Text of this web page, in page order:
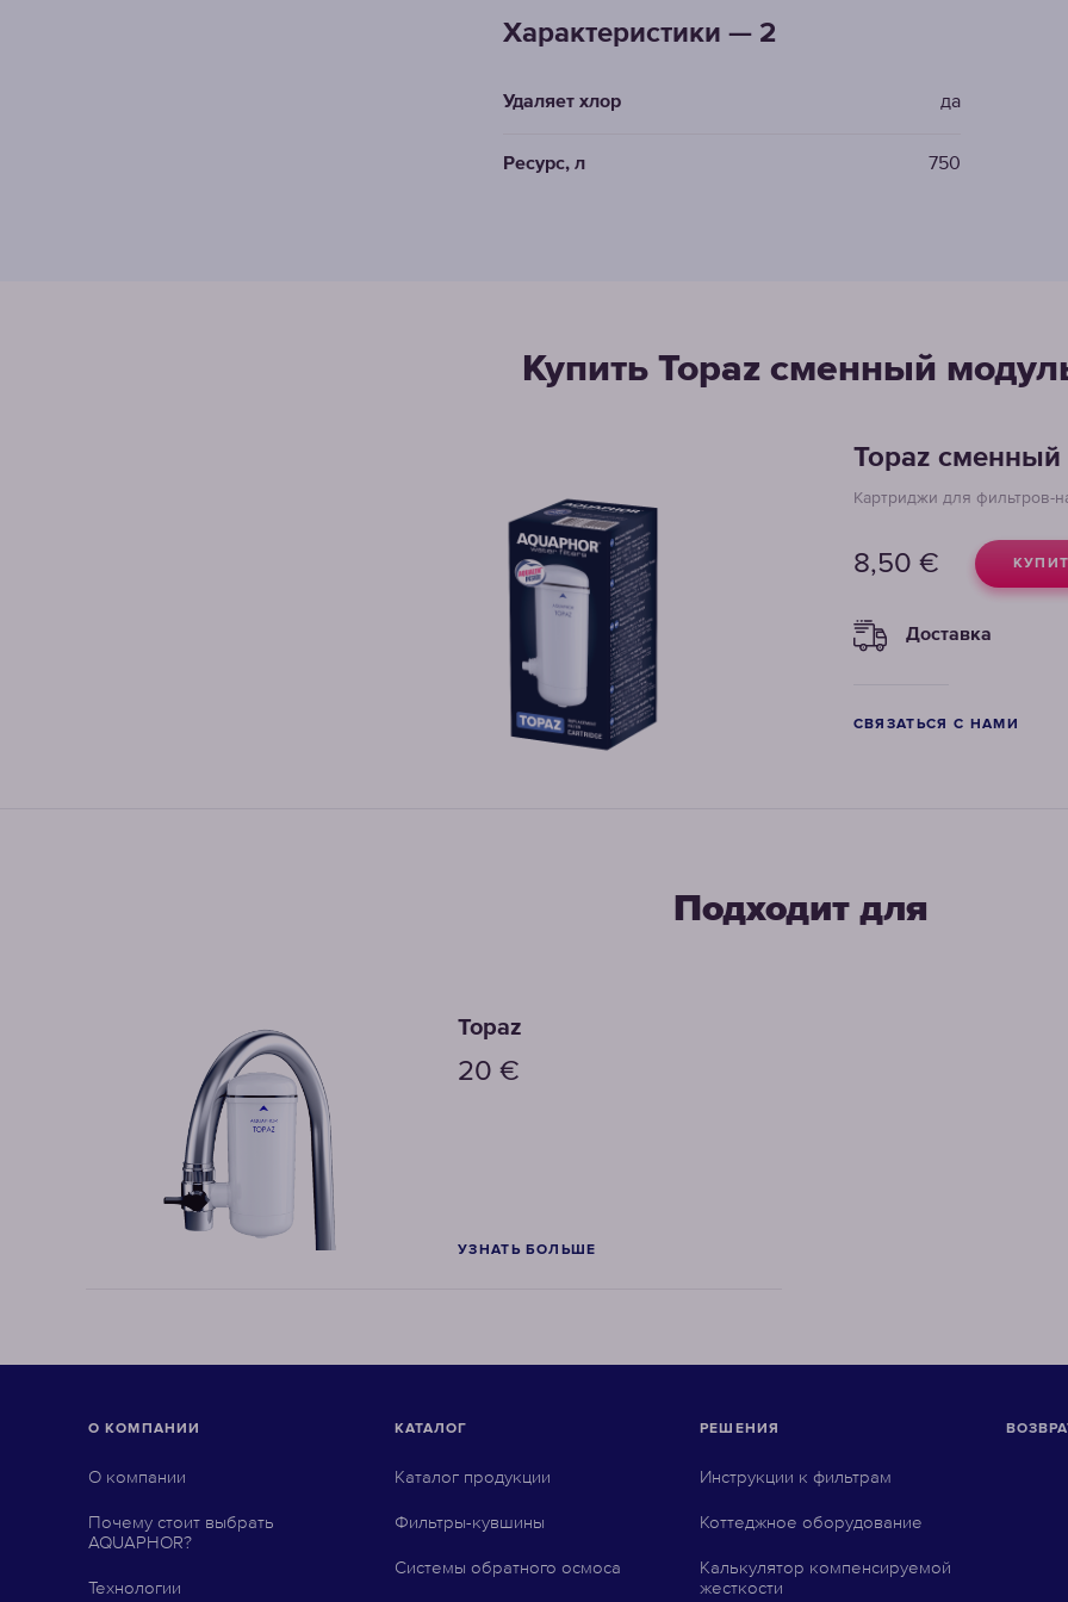
Характеристики — 2
Удаляет хлор да
Ресурс, л 750
Купить Topaz cменный
Topaz cменный
Картриджи для фильтров-
8,50 €
Доставка
СВЯЗАТЬСЯ С НАМИ
Подходит для
Topaz
20 €
УЗНАТЬ БОЛЬШЕ
О КОМПАНИИ
О компании
Почему стоит выбрать
AQUAPHOR?
Технологии
КАТАЛОГ
Каталог продукции
Фильтры-кувшины
Системы обратного осмоса
РЕШЕНИЯ
Инструкции к фильтрам
Коттеджное оборудование
Калькулятор компенсируемой
жесткости